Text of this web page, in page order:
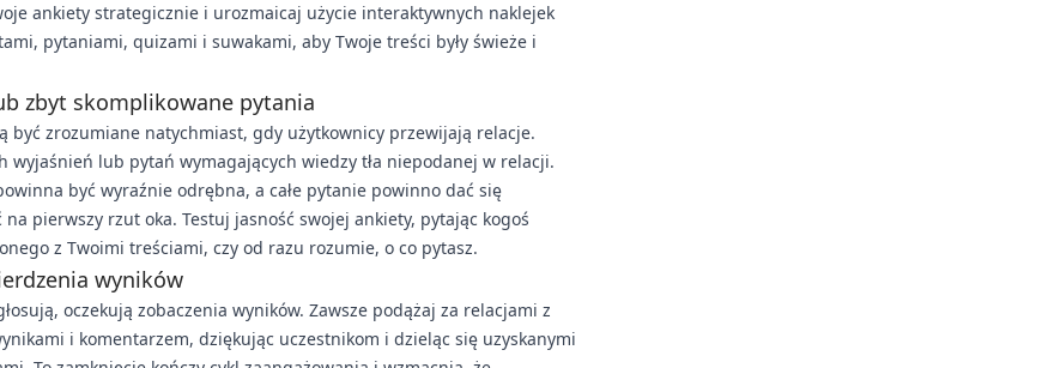
ankiety strategicznie i urozmaicaj użycie interaktywnych naklejek
pytaniami, quizami i suwakami, aby Twoje treści były świeże i
zbyt skomplikowane pytania
być zrozumiane natychmiast, gdy użytkownicy przewijają relacje.
wyjaśnień lub pytań wymagających wiedzy tła niepodanej w relacji.
być wyraźnie odrębna, a całe pytanie powinno dać się
pierwszy rzut oka. Testuj jasność swojej ankiety, pytając kogoś
z Twoimi treściami, czy od razu rozumie, o co pytasz.
wyników
oczekują zobaczenia wyników. Zawsze podążaj za relacjami z
i komentarzem, dziękując uczestnikom i dzieląc się uzyskanymi